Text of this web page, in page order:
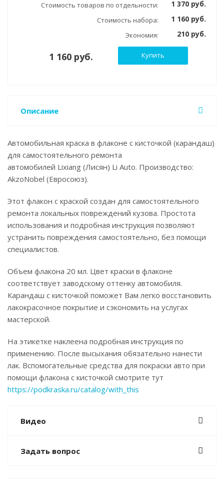
Стоимость товаров по отдельности: 1 370 руб.
Стоимость набора: 1 160 руб.
Экономия: 210 руб.
1 160 руб. Купить
Описание
Автомобильная краска в флаконе с кисточкой (карандаш)
для самостоятельного ремонта
автомобилей Lixiang (Лисян) Li Auto. Производство:
AkzoNobel (Евросоюз).
Этот флакон с краской создан для самостоятельного
ремонта локальных повреждений кузова. Простота
использования и подробная инструкция позволяют
устранить повреждения самостоятельно, без помощи
специалистов.
Объем флакона 20 мл. Цвет краски в флаконе
соответствует заводскому оттенку автомобиля.
Карандаш с кисточкой поможет Вам легко восстановить
лакокрасочное покрытие и сэкономить на услугах
мастерской.
На этикетке наклеена подробная инструкция по
применению. После высыхания обязательно нанести
лак. Вспомогательные средства для покраски авто при
помощи флакона с кисточкой смотрите тут
https://podkraska.ru/catalog/with_this
Видео
Задать вопрос